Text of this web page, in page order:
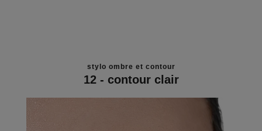
stylo ombre et contour
12 - contour clair